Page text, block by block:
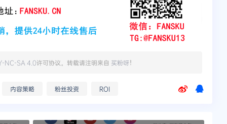
NC-SA 4.0许可协议。转载请注明来自 买粉呀！
内容策略 粉丝投资 ROI